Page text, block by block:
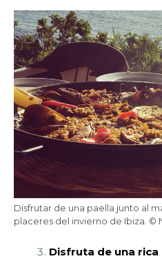
Disfrutar de una paella junto al
placeres del invierno de Ibiza. ©
Disfruta de una rica